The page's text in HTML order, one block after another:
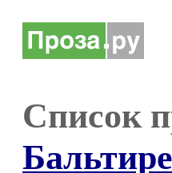
Список